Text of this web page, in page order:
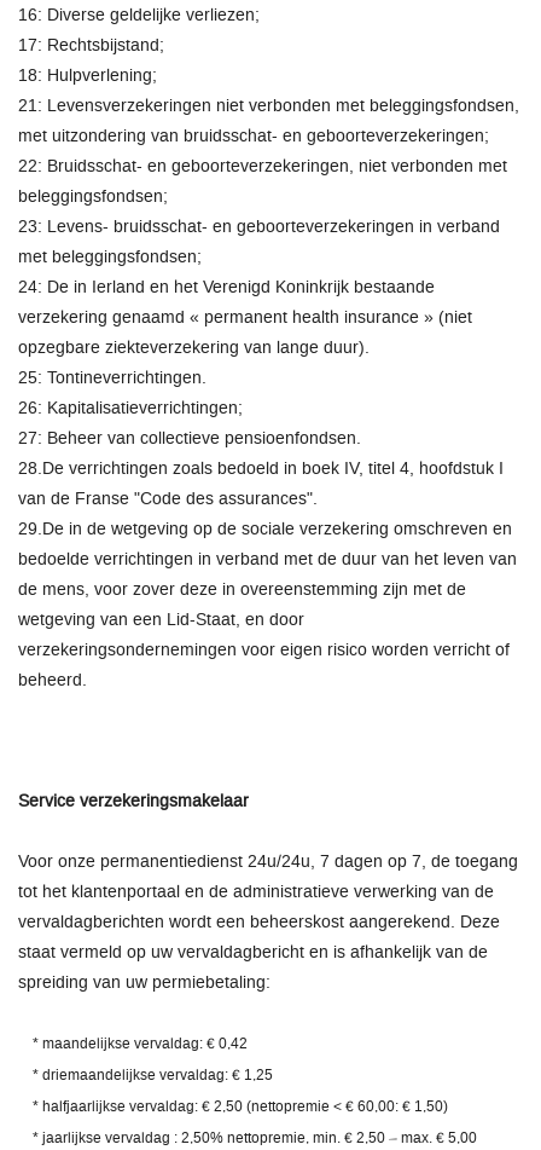
16: Diverse geldelijke verliezen;
17: Rechtsbijstand;
18: Hulpverlening;
21: Levensverzekeringen niet verbonden met beleggingsfondsen,
met uitzondering van bruidsschat- en geboorteverzekeringen;
22: Bruidsschat- en geboorteverzekeringen, niet verbonden met
beleggingsfondsen;
23: Levens- bruidsschat- en geboorteverzekeringen in verband
met beleggingsfondsen;
24: De in Ierland en het Verenigd Koninkrijk bestaande
verzekering genaamd « permanent health insurance » (niet
opzegbare ziekteverzekering van lange duur).
25: Tontineverrichtingen.
26: Kapitalisatieverrichtingen;
27: Beheer van collectieve pensioenfondsen.
28.De verrichtingen zoals bedoeld in boek IV, titel 4, hoofdstuk I
van de Franse "Code des assurances".
29.De in de wetgeving op de sociale verzekering omschreven en
bedoelde verrichtingen in verband met de duur van het leven van
de mens, voor zover deze in overeenstemming zijn met de
wetgeving van een Lid-Staat, en door
verzekeringsondernemingen voor eigen risico worden verricht of
beheerd.
Service verzekeringsmakelaar
Voor onze permanentiedienst 24u/24u, 7 dagen op 7, de toegang
tot het klantenportaal en de administratieve verwerking van de
vervaldagberichten wordt een beheerskost aangerekend. Deze
staat vermeld op uw vervaldagbericht en is afhankelijk van de
spreiding van uw permiebetaling:
* maandelijkse vervaldag: € 0,42
* driemaandelijkse vervaldag: € 1,25
* halfjaarlijkse vervaldag: € 2,50 (nettopremie < € 60,00: € 1,50)
* jaarlijkse vervaldag : 2,50% nettopremie, min. € 2,50 – max. € 5,00